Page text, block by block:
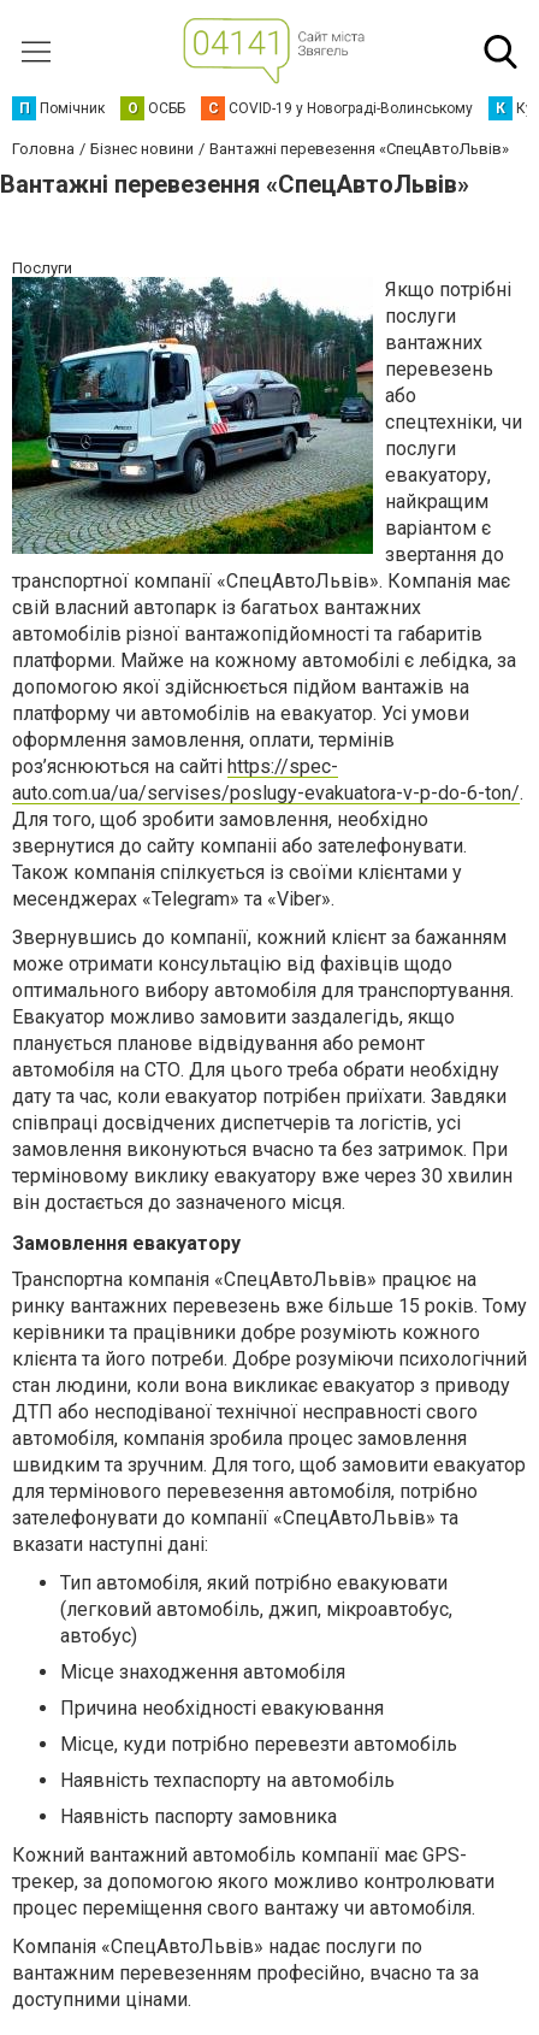
П Помічник О ОСББ C COVID-19 у Новограді-Волинському К
Головна Бізнес новини Вантажні перевезення «СпецАвтоЛьвів»
Вантажні перевезення «СпецАвтоЛьвів»
Послуги
Якщо потрібні
послуги
вантажних
перевезень
або
спецтехніки, чи
послуги
евакуатору,
найкращим
варіантом є
звертання до
транспортної компанії «СпецАвтоЛьвів». Компанія має
свій власний автопарк із багатьох вантажних
автомобілів різної вантажопідйомності та габаритів
платформи. Майже на кожному автомобілі є лебідка, за
допомогою якої здійснюється підйом вантажів на
платформу чи автомобілів на евакуатор. Усі умови
оформлення замовлення, оплати, термінів
роз’яснюються на сайті https://spec-
auto.com.ua/ua/servises/poslugy-evakuatora-v-p-do-6-ton/.
Для того, щоб зробити замовлення, необхідно
звернутися до сайту компаніі або зателефонувати.
Також компанія спілкується із своїми клієнтами у
месенджерах «Telegram» та «Viber».
Звернувшись до компанії, кожний клієнт за бажанням
може отримати консультацію від фахівців щодо
оптимального вибору автомобіля для транспортування.
Евакуатор можливо замовити заздалегідь, якщо
планується планове відвідування або ремонт
автомобіля на СТО. Для цього треба обрати необхідну
дату та час, коли евакуатор потрібен приїхати. Завдяки
співпраці досвідчених диспетчерів та логістів, усі
замовлення виконуються вчасно та без затримок. При
терміновому виклику евакуатору вже через 30 хвилин
він достається до зазначеного місця.
Замовлення евакуатору
Транспортна компанія «СпецАвтоЛьвів» працює на
ринку вантажних перевезень вже більше 15 років. Тому
керівники та працівники добре розуміють кожного
клієнта та його потреби. Добре розуміючи психологічний
стан людини, коли вона викликає евакуатор з приводу
ДТП або несподіваної технічної несправності свого
автомобіля, компанія зробила процес замовлення
швидким та зручним. Для того, щоб замовити евакуатор
для термінового перевезення автомобіля, потрібно
зателефонувати до компанії «СпецАвтоЛьвів» та
вказати наступні дані:
Тип автомобіля, який потрібно евакуювати
(легковий автомобіль, джип, мікроавтобус,
автобус)
Місце знаходження автомобіля
Причина необхідності евакуювання
Місце, куди потрібно перевезти автомобіль
Наявність техпаспорту на автомобіль
Наявність паспорту замовника
Кожний вантажний автомобіль компанії має GPS-
трекер, за допомогою якого можливо контролювати
процес переміщення свого вантажу чи автомобіля.
Компанія «СпецАвтоЛьвів» надає послуги по
вантажним перевезенням професійно, вчасно та за
доступними цінами.